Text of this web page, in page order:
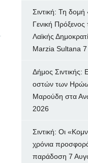
Σιντική: Τη δομή
Γενική Πρόξενος
Λαϊκής
Marzia Sultana
Δήμος
oστών των
Μαρούδη στα
2026
Σιντική: Οι
χρόνια
παράδοση 7